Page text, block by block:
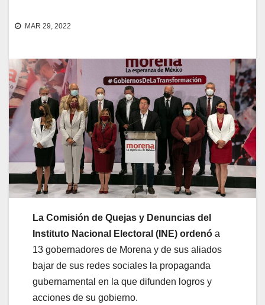
MAR 29, 2022
La Comisión de Quejas y Denuncias del
Instituto Nacional Electoral (INE) ordenó a
13 gobernadores de Morena y de sus aliados
bajar de sus redes sociales la propaganda
gubernamental en la que difunden logros y
acciones de su gobierno.